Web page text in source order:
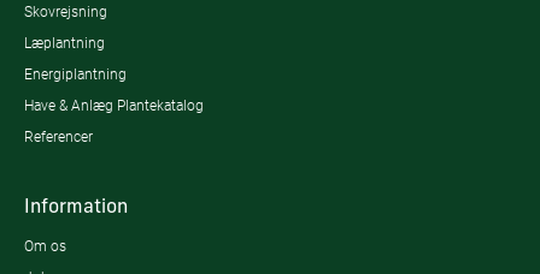
Skovrejsning
Læplantning
Energiplantning
Have & Anlæg Plantekatalog
Referencer
Information
Om os